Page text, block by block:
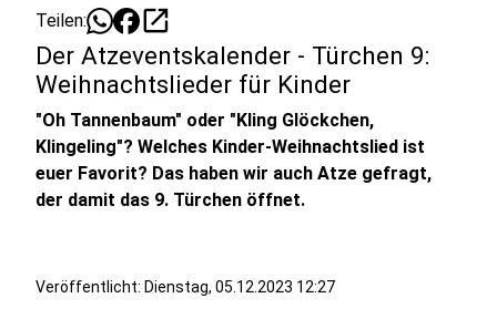
Teilen: open_in_new
Der Atzeventskalender - Türchen 9:
Weihnachtslieder für Kinder
"Oh Tannenbaum" oder "Kling Glöckchen,
Klingeling"? Welches Kinder-Weihnachtslied ist
euer Favorit? Das haben wir auch Atze gefragt,
der damit das 9. Türchen öffnet.
Veröffentlicht: Dienstag, 05.12.2023 12:27